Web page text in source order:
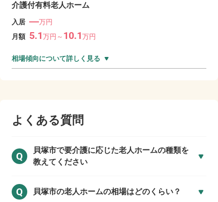
介護付有料老人ホーム
入居 ―万円
月額 5.1万円～ 10.1万円
相場傾向について詳しく見る
よくある質問
Q
貝塚市で要介護に応じた老人ホームの種類を
教えてください
Q 貝塚市の老人ホームの相場はどのくらい？